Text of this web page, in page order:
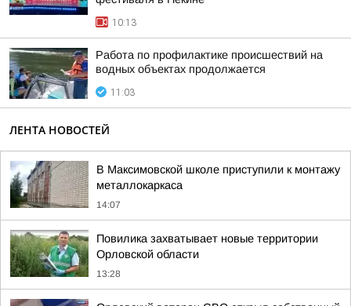
10:13
Работа по профилактике происшествий на
водных объектах продолжается
11:03
ЛЕНТА НОВОСТЕЙ
В Максимовской школе приступили к монтажу
металлокаркаса
14:07
Повилика захватывает новые территории
Орловской области
13:28